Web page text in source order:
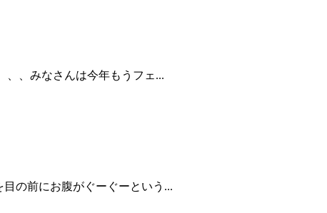
、、みなさんは今年もうフェ...
の前にお腹がぐーぐーという...